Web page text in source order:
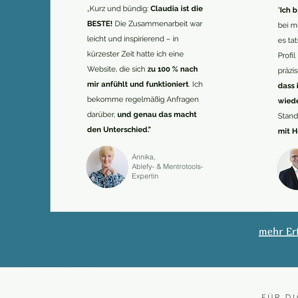
„Kurz und bündig: Claudia ist die
BESTE! Die Zusammenarbeit war
leicht und inspirierend – in
kürzester Zeit hatte ich eine
Website, die sich zu 100 % nach
mir anfühlt und funktioniert. Ich
bekomme regelmäßig Anfragen
darüber,und genau das macht
den Unterschied."
Annika,
Ablefy- & Mentrotools-
Expertin
"Ich
bei
es
dass
mit
mehr